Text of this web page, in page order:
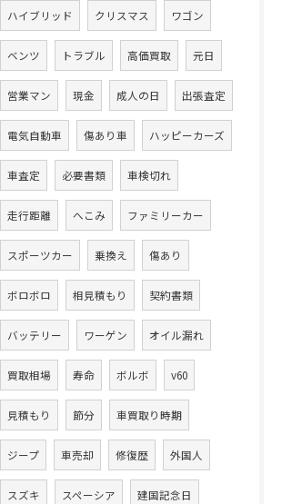
ハイブリッド クリスマス ワゴン
ベンツ トラブル 高価買取 元日
営業マン 現金 成人の日 出張査定
電気自動車 傷あり車 ハッピーカーズ
車査定 必要書類 車検切れ
走行距離 へこみ ファミリーカー
スポーツカー 乗換え 傷あり
ボロボロ 相見積もり 契約書類
バッテリー ワーゲン オイル漏れ
買取相場 寿命 ボルボ v60
見積もり 節分 車買取り時期
ジープ 車売却 修復歴 外国人
スズキ スペーシア 建国記念日